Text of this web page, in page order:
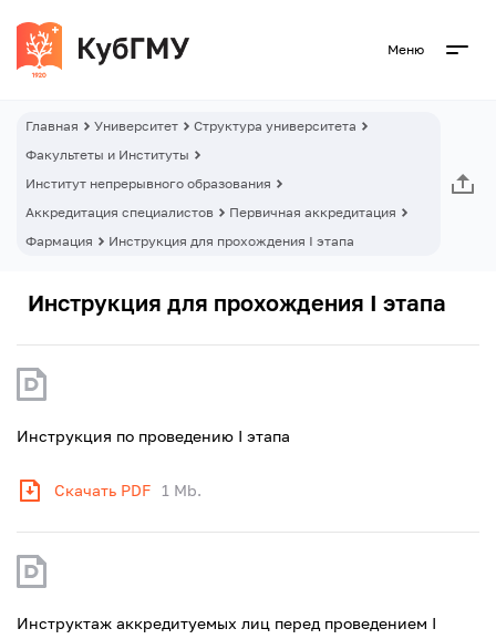
Меню
Главная Университет
Структура университета
Факультеты и Институты
Институт непрерывного образования
Аккредитация специалистов
Первичная аккредитация
Фармация
Инструкция для прохождения I этапа
Инструкция для прохождения I этапа
Инструкция по проведению I этапа
Скачать PDF 1 Mb.
Инструктаж аккредитуемых лиц перед проведением I